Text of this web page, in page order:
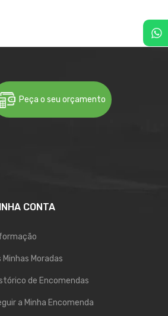
Peça o seu orçamento
CONTA
Minhas Moradas
de Encomendas
a Minha Encomenda